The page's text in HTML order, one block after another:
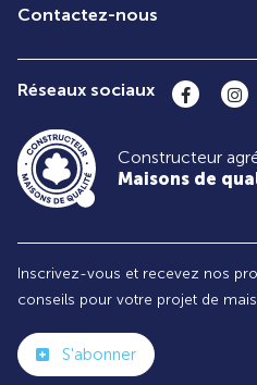
Contactez-nous
Réseaux sociaux
Constructeur
Maisons de
Inscrivez-vous et recevez nos
conseils pour votre projet de
S'abonner